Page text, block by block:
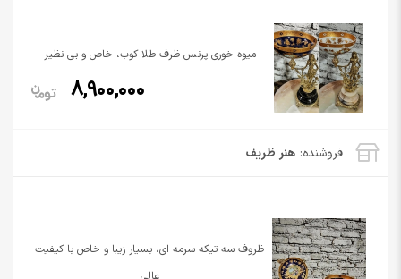
فروشنده: هنر ظریف
میوه خوری پرنس ظرف طلا کوب، خاص و بی نظیر
8,900,000
ظروف سه تیکه سرمه ای، بسیار زیبا و خاص با کیفیت